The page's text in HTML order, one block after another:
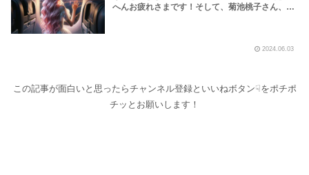
へんお疲れさまです！そして、菊池桃子さん、40
2024.06.03
この記事が面白いと思ったらチャンネル登録といいねボタン☟をポチポ
チッとお願いします！